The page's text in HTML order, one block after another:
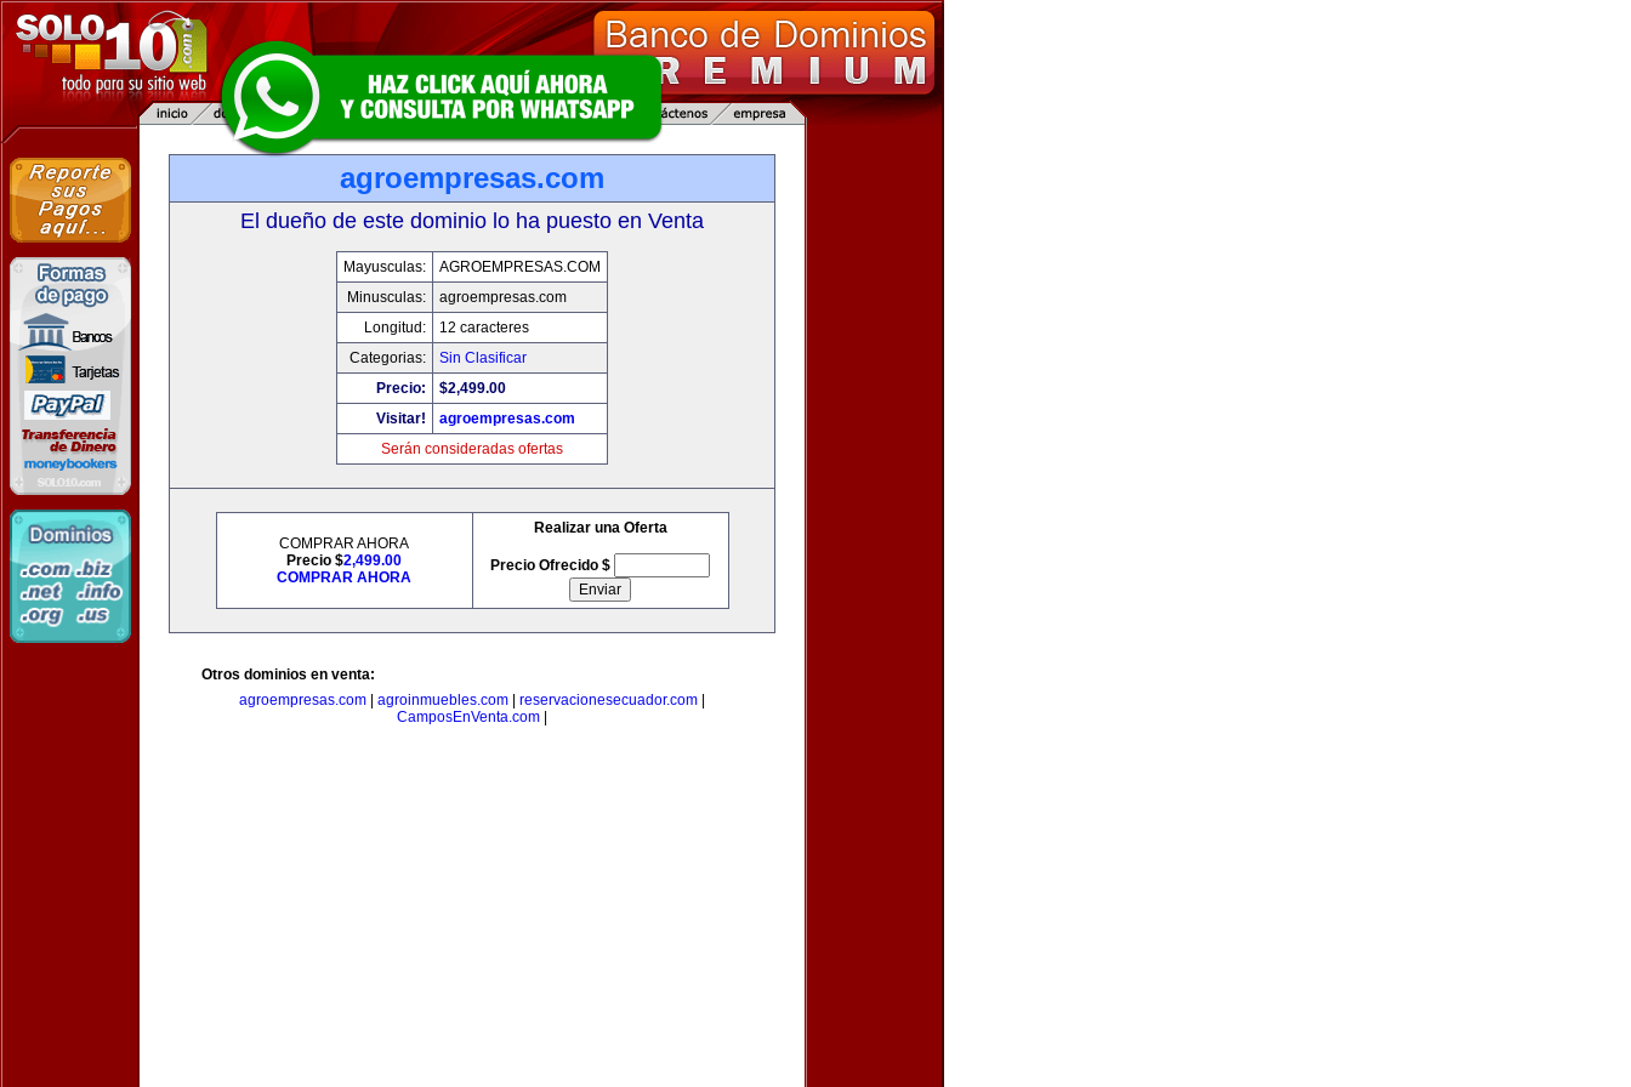
agroempresas.com
El dueño de este dominio lo ha puesto en Venta
Mayusculas:
AGROEMPRESAS.COM
Minusculas:
agroempresas.com
Longitud:
12 caracteres
Categorias:
Sin Clasificar
Precio:
$2,499.00
Visitar!
agroempresas.com
Serán consideradas ofertas
COMPRAR AHORA
Precio $2,499.00
COMPRAR AHORA
Realizar una Oferta
Precio Ofrecido $
Otros dominios en venta:
agroempresas.com
agroinmuebles.com reservacionesecuador.com
CamposEnVenta.com